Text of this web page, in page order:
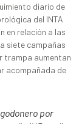
diario de
del INTA
en relación a las
siete campañas
trampa aumentan
acompañada de
por